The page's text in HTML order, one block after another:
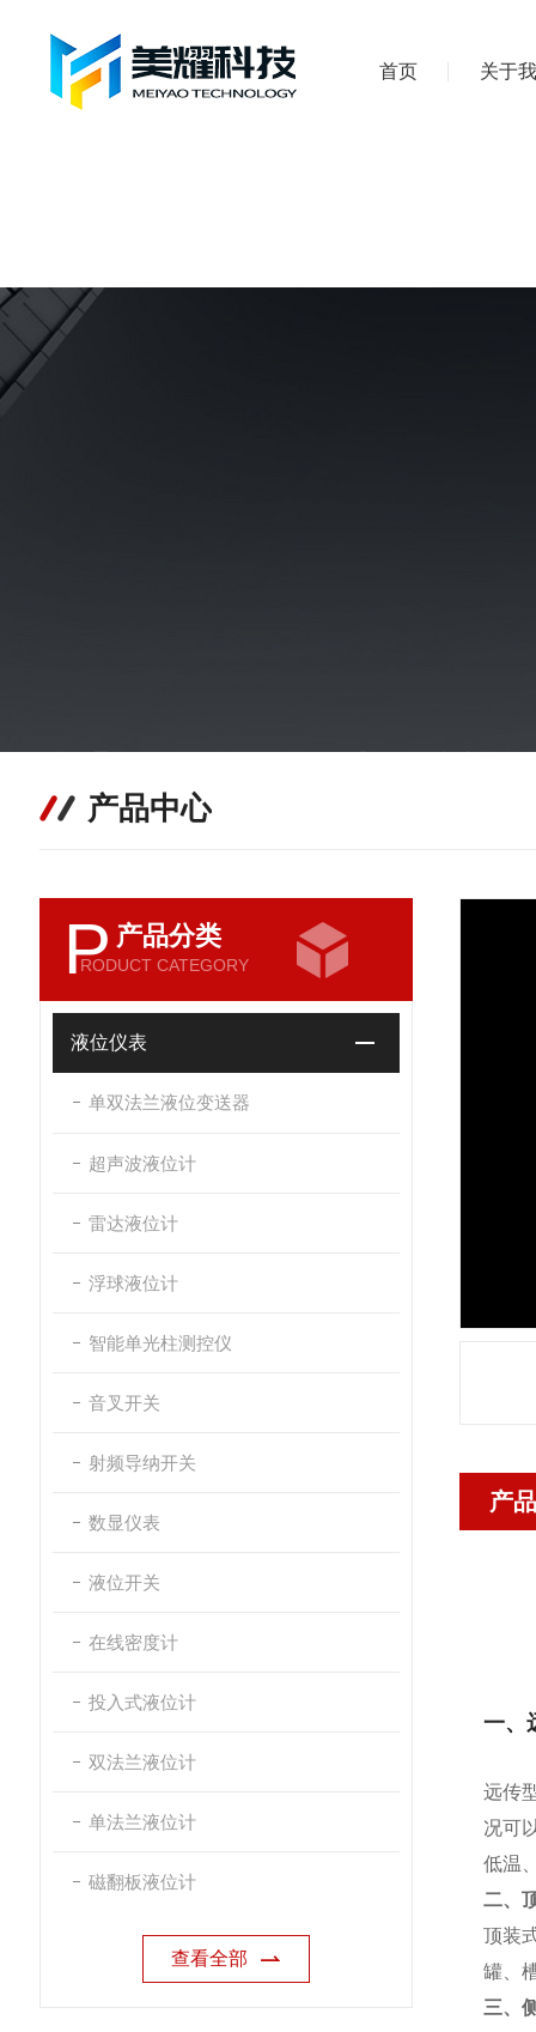
首页 关于
产品中心
P 产品分类
RODUCT CATEGORY
液位仪表
单双法兰液位变送器
超声波液位计
雷达液位计
浮球液位计
智能单光柱测控仪
音叉开关
射频导纳开关
数显仪表
液位开关
在线密度计
投入式液位计
双法兰液位计
单法兰液位计
磁翻板液位计
查看全部
产
一、
远传
况可
低温
二、
顶装
罐、
三、